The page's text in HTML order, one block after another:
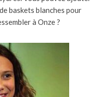
baskets blanches pour
à Onze ?